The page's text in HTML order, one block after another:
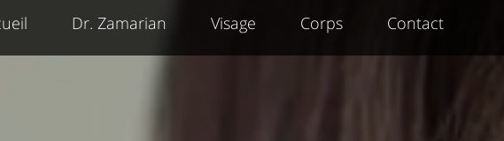
Dr. Zamarian Visage Corps Contact